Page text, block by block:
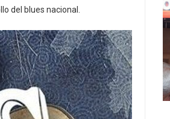
del blues nacional.